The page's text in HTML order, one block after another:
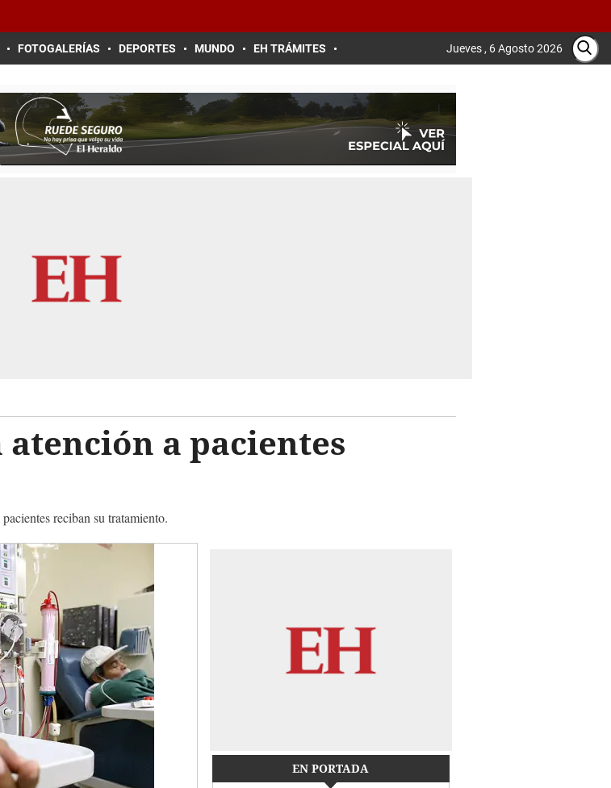
FOTOGALERÍAS DEPORTES MUNDO EH TRÁMITES Jueves , 6 Agosto 2026
a pacientes
reciban su tratamiento.
EN PORTADA